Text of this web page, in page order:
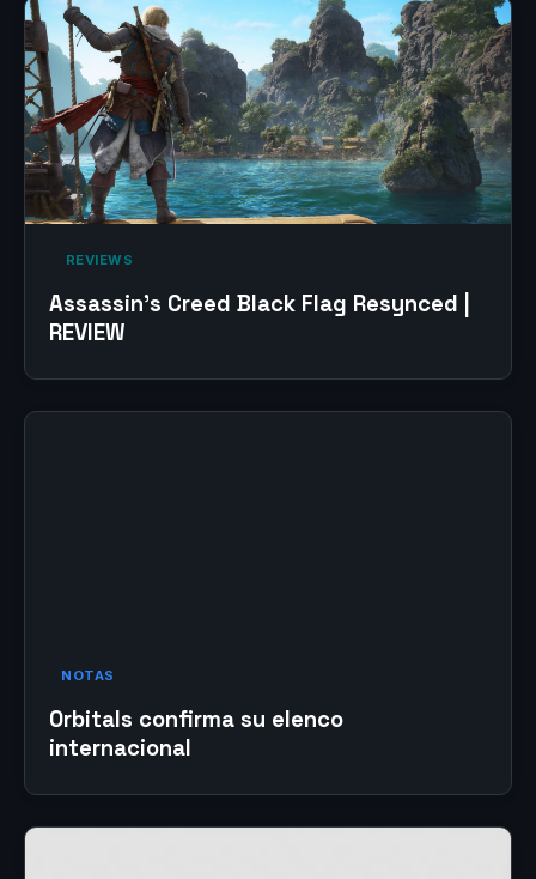
‎ REVIEWS‎
Assassin’s Creed Black Flag Resynced |
REVIEW
NOTAS
Orbitals confirma su elenco
internacional